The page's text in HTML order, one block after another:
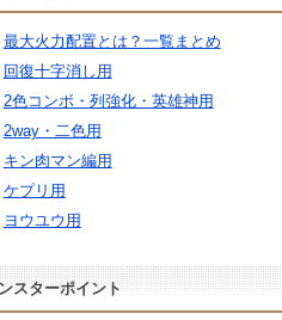
最大火力配置とは？一覧まとめ
回復十字消し用
2色コンボ・列強化・英雄神用
2way・二色用
キン肉マン編用
ケプリ用
ヨウユウ用
スターポイント